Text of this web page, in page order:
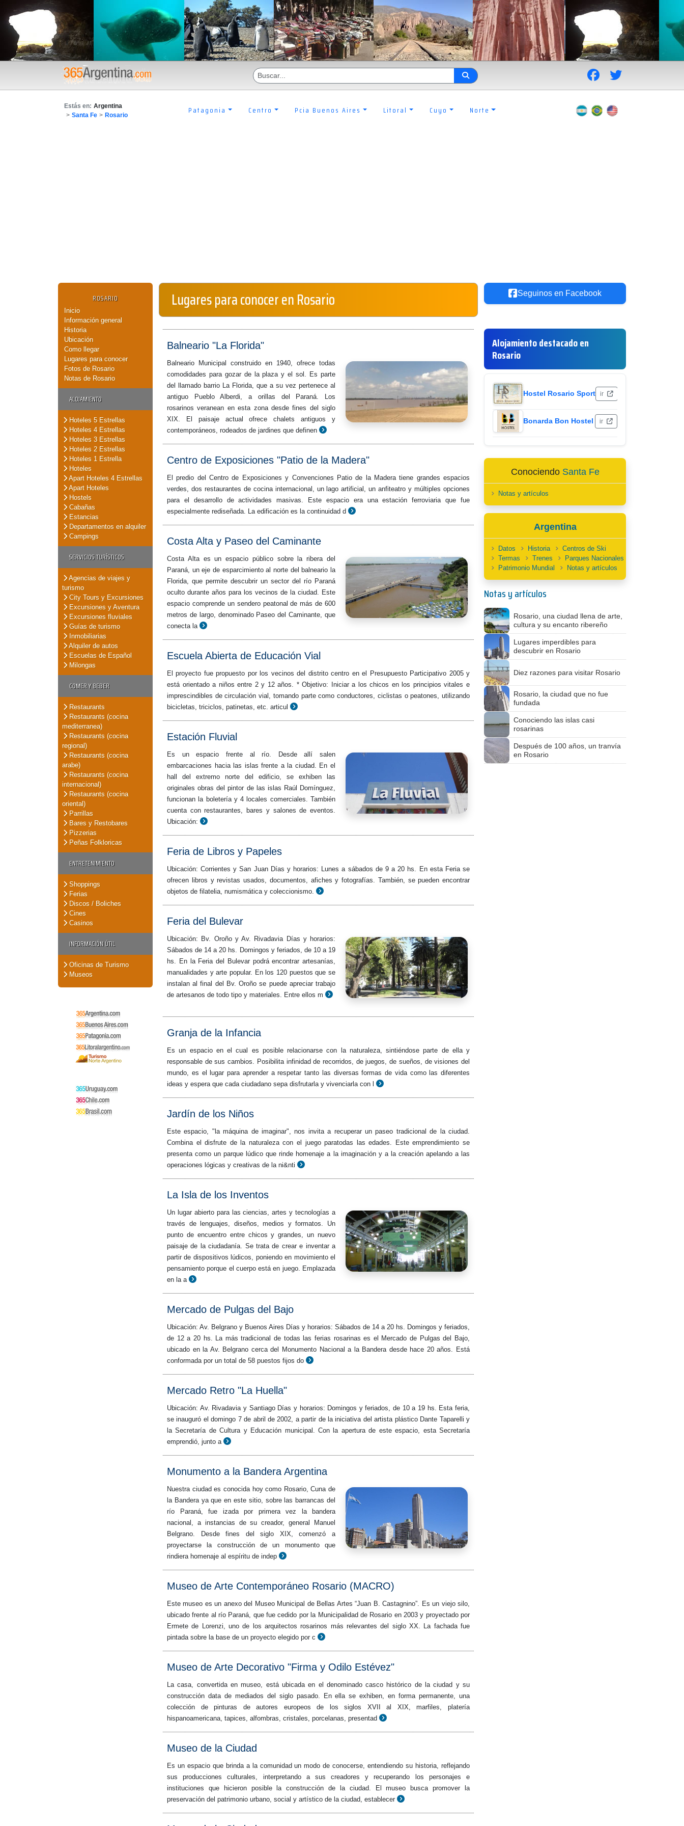
Estás en: Argentina
> Santa Fe > Rosario Patagonia Centro Pcia Buenos Aires Litoral Cuyo Norte
ROSARIO
Inicio
Información general
Historia
Ubicación
Como llegar
Lugares para conocer
Fotos de Rosario
Notas de Rosario
ALOJAMIENTO
Hoteles 5 Estrellas
Hoteles 4 Estrellas
Hoteles 3 Estrellas
Hoteles 2 Estrellas
Hoteles 1 Estrella
Hoteles
Apart Hoteles 4 Estrellas
Apart Hoteles
Hostels
Cabañas
Estancias
Departamentos en alquiler
Campings
SERVICIOS TURÍSTICOS
Agencias de viajes y
turismo
City Tours y Excursiones
Excursiones y Aventura
Excursiones fluviales
Guías de turismo
Inmobiliarias
Alquiler de autos
Escuelas de Español
Milongas
COMER Y BEBER
Restaurants
Restaurants (cocina
mediterranea)
Restaurants (cocina
regional)
Restaurants (cocina
arabe)
Restaurants (cocina
internacional)
Restaurants (cocina
oriental)
Parrillas
Bares y Restobares
Pizzerias
Peñas Folkloricas
ENTRETENIMIENTO
Shoppings
Ferias
Discos / Boliches
Cines
Casinos
INFORMACIÓN ÚTIL
Oficinas de Turismo
Museos
Lugares para conocer en Rosario
Balneario "La Florida"
Balneario Municipal construido en 1940, ofrece todas
comodidades para gozar de la plaza y el sol. Es parte
del llamado barrio La Florida, que a su vez pertenece al
antiguo Pueblo Alberdi, a orillas del Paraná. Los
rosarinos veranean en esta zona desde fines del siglo
XIX. El paisaje actual ofrece chalets antiguos y
contemporáneos, rodeados de jardines que definen
Centro de Exposiciones "Patio de la Madera"
El predio del Centro de Exposiciones y Convenciones Patio de la Madera tiene grandes espacios
verdes, dos restaurantes de cocina internacional, un lago artificial, un anfiteatro y múltiples opciones
para el desarrollo de actividades masivas. Este espacio era una estación ferroviaria que fue
especialmente rediseñada. La edificación es la continuidad d
Costa Alta y Paseo del Caminante
Costa Alta es un espacio público sobre la ribera del
Paraná, un eje de esparcimiento al norte del balneario la
Florida, que permite descubrir un sector del río Paraná
oculto durante años para los vecinos de la ciudad. Este
espacio comprende un sendero peatonal de más de 600
metros de largo, denominado Paseo del Caminante, que
conecta la
Escuela Abierta de Educación Vial
El proyecto fue propuesto por los vecinos del distrito centro en el Presupuesto Participativo 2005 y
está orientado a niños entre 2 y 12 años. * Objetivo: Iniciar a los chicos en los principios vitales e
imprescindibles de circulación vial, tomando parte como conductores, ciclistas o peatones, utilizando
bicicletas, triciclos, patinetas, etc. articul
Estación Fluvial
Es un espacio frente al río. Desde allí salen
embarcaciones hacia las islas frente a la ciudad. En el
hall del extremo norte del edificio, se exhiben las
originales obras del pintor de las islas Raúl Domínguez,
funcionan la boletería y 4 locales comerciales. También
cuenta con restaurantes, bares y salones de eventos.
Ubicación:
Feria de Libros y Papeles
Ubicación: Corrientes y San Juan Días y horarios: Lunes a sábados de 9 a 20 hs. En esta Feria se
ofrecen libros y revistas usados, documentos, afiches y fotografías. También, se pueden encontrar
objetos de filatelia, numismática y coleccionismo.
Feria del Bulevar
Ubicación: Bv. Oroño y Av. Rivadavia Días y horarios:
Sábados de 14 a 20 hs. Domingos y feriados, de 10 a 19
hs. En la Feria del Bulevar podrá encontrar artesanías,
manualidades y arte popular. En los 120 puestos que se
instalan al final del Bv. Oroño se puede apreciar trabajo
de artesanos de todo tipo y materiales. Entre ellos m
Granja de la Infancia
Es un espacio en el cual es posible relacionarse con la naturaleza, sintiéndose parte de ella y
responsable de sus cambios. Posibilita infinidad de recorridos, de juegos, de sueños, de visiones del
mundo, es el lugar para aprender a respetar tanto las diversas formas de vida como las diferentes
ideas y espera que cada ciudadano sepa disfrutarla y vivenciarla con l
Jardín de los Niños
Este espacio, "la máquina de imaginar", nos invita a recuperar un paseo tradicional de la ciudad.
Combina el disfrute de la naturaleza con el juego paratodas las edades. Este emprendimiento se
presenta como un parque lúdico que rinde homenaje a la imaginación y a la creación apelando a las
operaciones lógicas y creativas de la ni&nti
La Isla de los Inventos
Un lugar abierto para las ciencias, artes y tecnologías a
través de lenguajes, diseños, medios y formatos. Un
punto de encuentro entre chicos y grandes, un nuevo
paisaje de la ciudadanía. Se trata de crear e inventar a
partir de dispositivos lúdicos, poniendo en movimiento el
pensamiento porque el cuerpo está en juego. Emplazada
en la a
Mercado de Pulgas del Bajo
Ubicación: Av. Belgrano y Buenos Aires Días y horarios: Sábados de 14 a 20 hs. Domingos y feriados,
de 12 a 20 hs. La más tradicional de todas las ferias rosarinas es el Mercado de Pulgas del Bajo,
ubicado en la Av. Belgrano cerca del Monumento Nacional a la Bandera desde hace 20 años. Está
conformada por un total de 58 puestos fijos do
Mercado Retro "La Huella"
Ubicación: Av. Rivadavia y Santiago Días y horarios: Domingos y feriados, de 10 a 19 hs. Esta feria,
se inauguró el domingo 7 de abril de 2002, a partir de la iniciativa del artista plástico Dante Taparelli y
la Secretaría de Cultura y Educación municipal. Con la apertura de este espacio, esta Secretaría
emprendió, junto a
Monumento a la Bandera Argentina
Nuestra ciudad es conocida hoy como Rosario, Cuna de
la Bandera ya que en este sitio, sobre las barrancas del
río Paraná, fue izada por primera vez la bandera
nacional, a instancias de su creador, general Manuel
Belgrano. Desde fines del siglo XIX, comenzó a
proyectarse la construcción de un monumento que
rindiera homenaje al espíritu de indep
Museo de Arte Contemporáneo Rosario (MACRO)
Este museo es un anexo del Museo Municipal de Bellas Artes “Juan B. Castagnino”. Es un viejo silo,
ubicado frente al río Paraná, que fue cedido por la Municipalidad de Rosario en 2003 y proyectado por
Ermete de Lorenzi, uno de los arquitectos rosarinos más relevantes del siglo XX. La fachada fue
pintada sobre la base de un proyecto elegido por c
Museo de Arte Decorativo "Firma y Odilo Estévez"
La casa, convertida en museo, está ubicada en el denominado casco histórico de la ciudad y su
construcción data de mediados del siglo pasado. En ella se exhiben, en forma permanente, una
colección de pinturas de autores europeos de los siglos XVII al XIX, marfiles, platería
hispanoamericana, tapices, alfombras, cristales, porcelanas, presentad
Museo de la Ciudad
Es un espacio que brinda a la comunidad un modo de conocerse, entendiendo su historia, reflejando
sus producciones culturales, interpretando a sus creadores y recuperando los personajes e
instituciones que hicieron posible la construcción de la ciudad. El museo busca promover la
preservación del patrimonio urbano, social y artístico de la ciudad, establecer
Seguinos en Facebook
Alojamiento destacado en
Rosario
Hostel Rosario Sport ir
Bonarda Bon Hostel ir
Conociendo Santa Fe
Notas y artículos
Argentina
Datos Historia
Centros de Ski
Termas
Trenes
Parques Nacionales
Patrimonio Mundial
Notas y artículos
Notas y artículos
Rosario, una ciudad llena de arte,
cultura y su encanto ribereño
Lugares imperdibles para
descubrir en Rosario
Diez razones para visitar Rosario
Rosario, la ciudad que no fue
fundada
Conociendo las islas casi
rosarinas
Después de 100 años, un tranvía
en Rosario